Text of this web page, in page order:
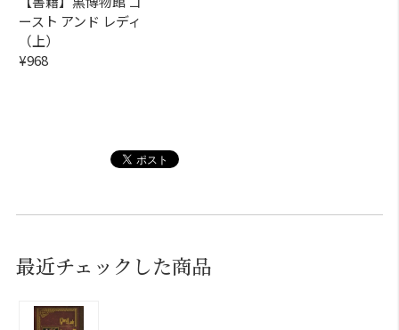
ースト アンド レディ
（上）
¥968
最近チェックした商品